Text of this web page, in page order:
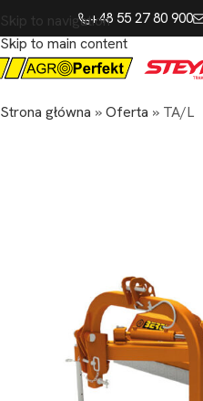
Skip to navigation
Skip to main content
+48 55 27 80 900
Strona główna »Oferta » TA/L